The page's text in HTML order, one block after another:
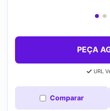
PEÇA
URL
Comparar